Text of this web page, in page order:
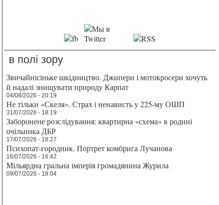
в полі зору
Звичайнісіньке шкідництво. Джипери і мотокросери хочуть
й надалі знищувати природу Карпат
04/08/2026 - 20:19
Не тільки «Скеля». Страх і ненависть у 225-му ОШП
31/07/2026 - 18:19
Заборонене розслідування: квартирна «схема» в родині
очільника ДБР
17/07/2026 - 18:27
Психопат-городник. Портрет комбрига Лучанова
16/07/2026 - 16:42
Мільярдна гральна імперія громадянина Журила
09/07/2026 - 18:04